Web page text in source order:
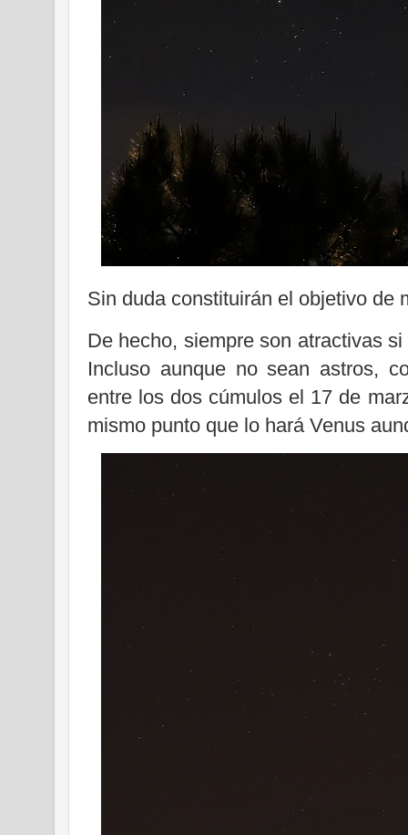
Sin duda constituirán el objetivo de
De hecho, siempre son atractivas
Incluso aunque no sean astros,
entre los dos cúmulos el 17 de
mismo punto que lo hará Venus